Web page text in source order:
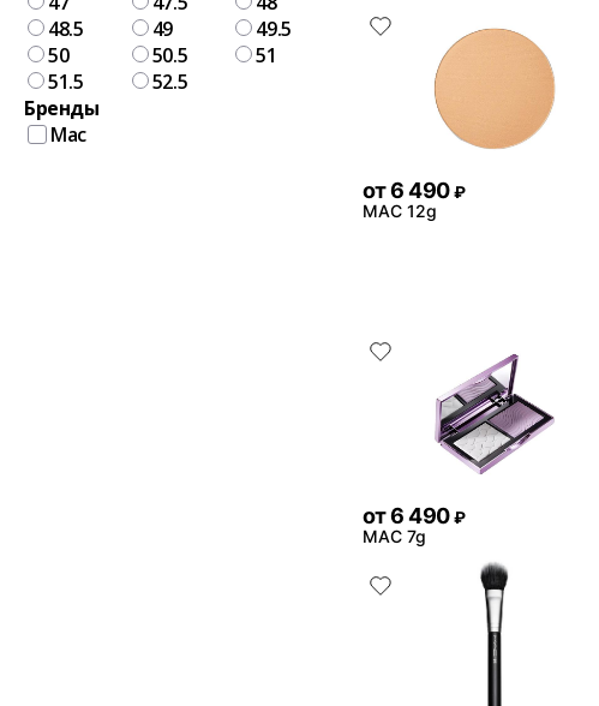
48.5
49
49.5
50
50.5
51
51.5
52.5
Бренды
Mac
от6 490 ₽
MAC 12g
от6 490 ₽
MAC 7g